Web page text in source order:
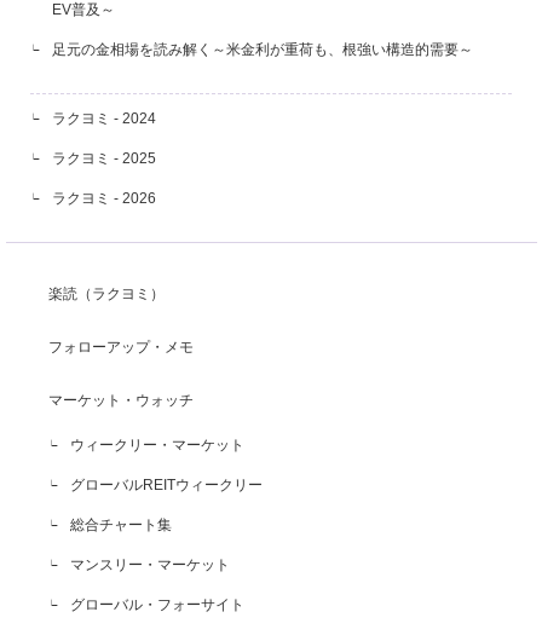
EV普及～
足元の金相場を読み解く～米金利が重荷も、根強い構造的需要～
ラクヨミ - 2024
ラクヨミ - 2025
ラクヨミ - 2026
楽読（ラクヨミ）
フォローアップ・メモ
マーケット・ウォッチ
ウィークリー・マーケット
グローバルREITウィークリー
総合チャート集
マンスリー・マーケット
グローバル・フォーサイト